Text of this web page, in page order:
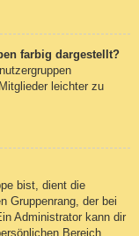
farbig dargestellt?
leichter zu
bist, dient die
Gruppenrang, der bei
Administrator kann dir
Bereich